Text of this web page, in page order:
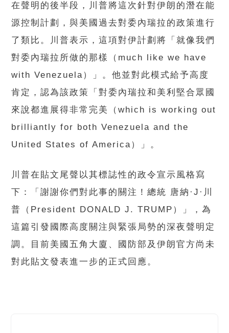
在聲明的後半段，川普將這次針對伊朗的潛在能
源控制計劃，與美國過去對委內瑞拉的政策進行
了類比。川普表示，這項對伊計劃將「就像我們
對委內瑞拉所做的那樣（much like we have
with Venezuela）」。他並對此模式給予高度
肯定，認為該政策「對委內瑞拉和美利堅合眾國
來說都進展得非常完美（which is working out
brilliantly for both Venezuela and the
United States of America）」。
川普在貼文尾聲以其標誌性的政令宣示風格寫
下：「謝謝你們對此事的關注！總統 唐納·J·川
普（President DONALD J. TRUMP）」，為
這篇引發國際高度關注與緊張局勢的深夜聲明定
調。目前美國五角大廈、國防部及伊朗官方尚未
對此貼文發表進一步的正式回應。